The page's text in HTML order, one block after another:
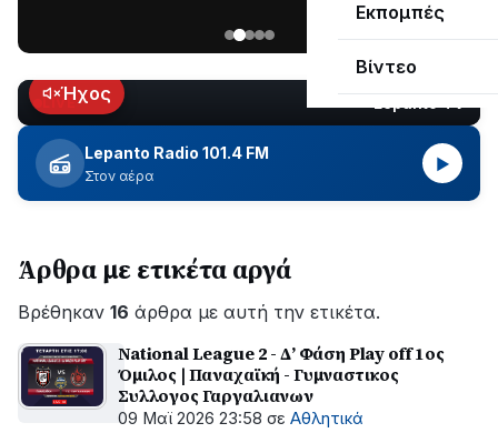
Εκπομπές
Βίντεο
Ναυπάκτου
εδώ
και
περίπου
δύο
ώρες
εξέλιξη
οι
εργασίες
ΔΕΔΔΗΕ
για
την
LIVEΉχος
Lepanto Radio 101.4 FM
Στον αέρα
▶
Άρθρα με ετικέτα αργά
Βρέθηκαν 16 άρθρα με αυτή την ετικέτα.
National League 2 - Δ’ Φάση Play off 1ος
Όμιλος | Παναχαϊκή - Γυμναστικος
Συλλογος Γαργαλιανων
09 Μαϊ 2026 23:58 σε Αθλητικά